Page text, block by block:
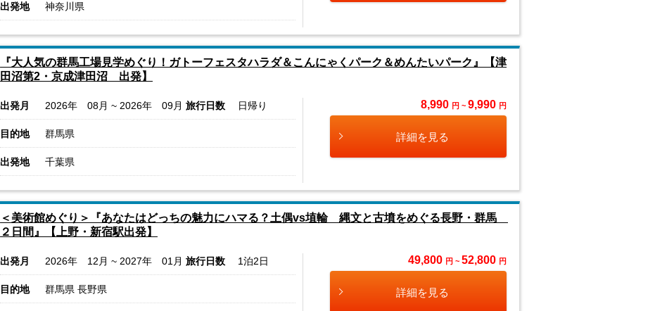
出発地 神奈川県
『大人気の群馬工場見学めぐり！ガトーフェスタハラダ＆こんにゃくパーク＆めんたいパーク』【津
田沼第2・京成津田沼 出発】
出発月 2026年 08月 ~ 2026年 09月 旅行日数 日帰り
目的地 群馬県
出発地 千葉県
8,990 円 ~ 9,990 円
詳細を見る
＜美術館めぐり＞『あなたはどっちの魅力にハマる？土偶vs埴輪 縄文と古墳をめぐる長野・群馬
２日間』【上野・新宿駅出発】
出発月 2026年 12月 ~ 2027年 01月 旅行日数 1泊2日
目的地 群馬県 長野県
49,800 円 ~ 52,800 円
詳細を見る